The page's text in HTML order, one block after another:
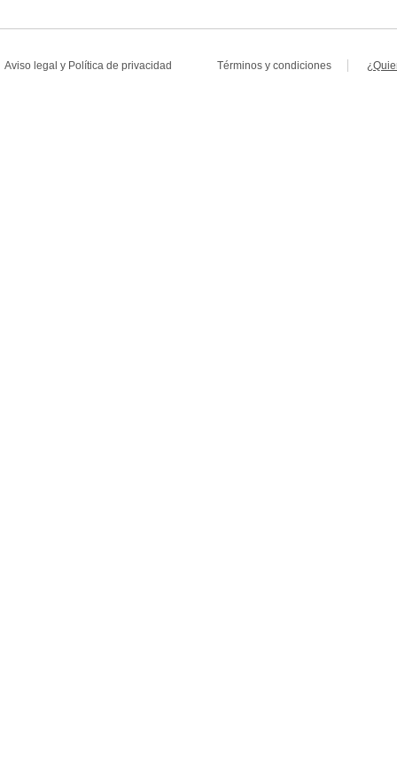
Aviso legal y Política de privacidad Términos y condiciones